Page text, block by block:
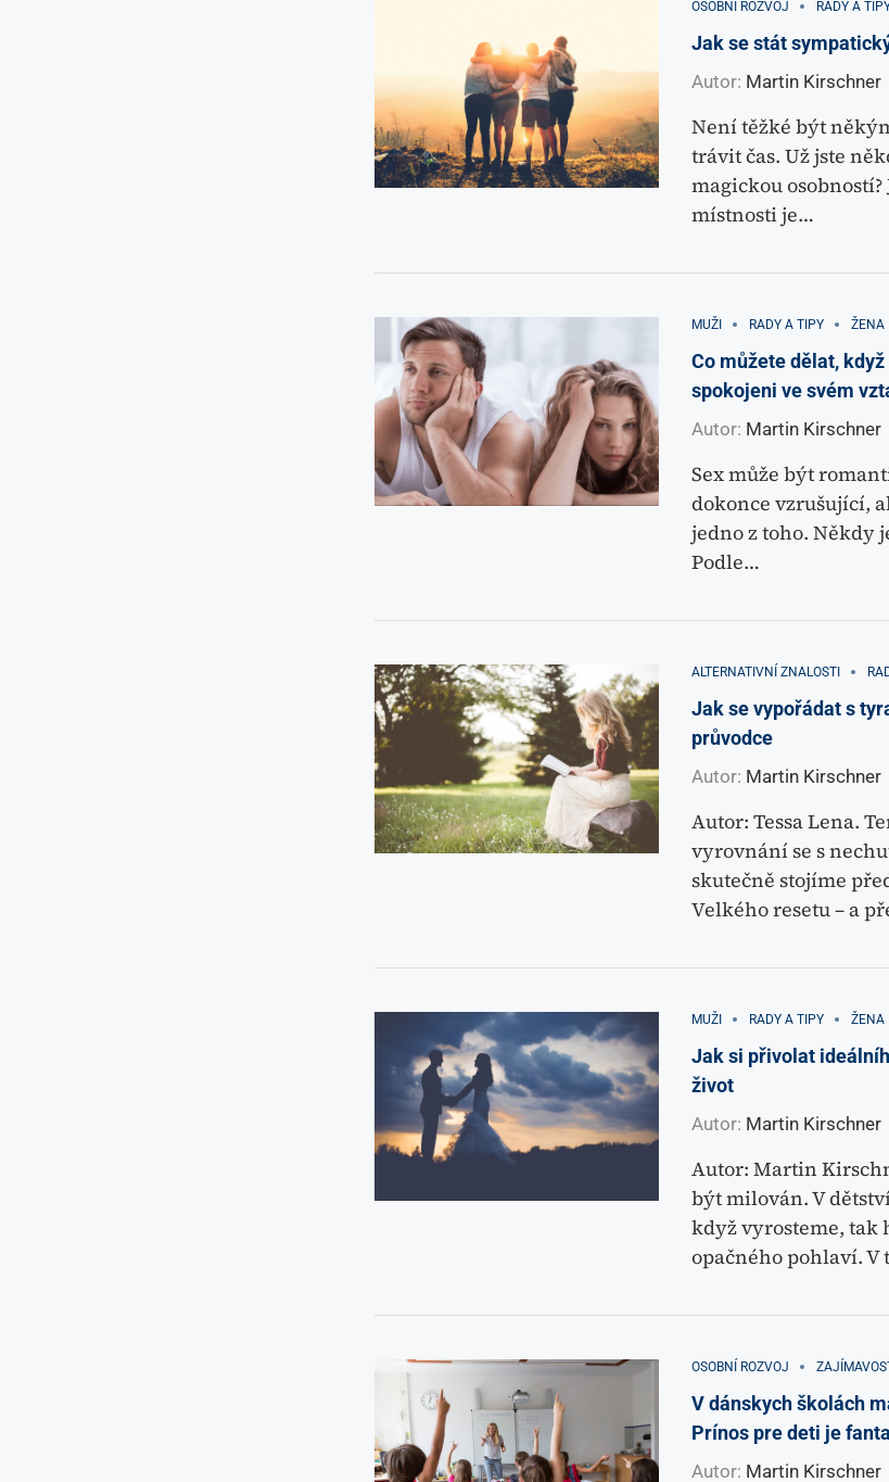
OSOBNÍ ROZVOJ RADY A
Jak se stát
Autor: Martin Kirschner
Není těžké být
trávit čas. Už jste
magickou
místnosti je…
MUŽI RADY A TIPY ŽENA
Co můžete dělat,
spokojeni ve svém
Autor: Martin Kirschner
Sex může být
dokonce vzrušující,
jedno z toho. Někdy
Podle…
ALTERNATIVNÍ ZNALOSTI
Jak se vypořádat s
průvodce
Autor: Martin Kirschner
Autor: Tessa Lena.
vyrovnání se s
skutečně stojíme
Velkého resetu – a
MUŽI RADY A TIPY ŽENA
Jak si přivolat
život
Autor: Martin Kirschner
Autor: Martin
být milován. V
když vyrosteme, tak
opačného pohlaví. V
OSOBNÍ ROZVOJ
V dánskych školách
Prínos pre deti je
Autor: Martin Kirschner